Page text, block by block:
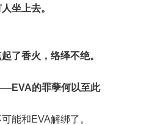
坐上去。
了香火，络绎不绝。
的罪孽何以至此
能和EVA解绑了。